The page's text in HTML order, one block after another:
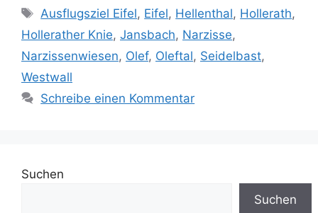
Schlagwörter
Ausflugsziel Eifel, Eifel, Hellenthal, Hollerath,
Hollerather Knie, Jansbach, Narzisse,
Narzissenwiesen, Olef, Oleftal, Seidelbast,
Westwall
Schreibe einen Kommentar
Suchen
Suchen